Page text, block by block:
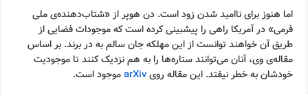
اما هنوز برای ناامید شدن زود است. دن هوپر از «شتاب‌دهنده‌ی ملی
فرمی» در آمریکا راهی را پیشبینی کرده است که موجودات فضایی از
طریق آن خواهند توانست از این مهلکه جان سالم به در برند. بر اساس
مقاله‌ی وی، آنان می‌توانند ستاره‌ها را به هم نزدیک کنند تا موجودیت
خودشان به خطر نیفتد. این مقاله رویarXivموجود است.